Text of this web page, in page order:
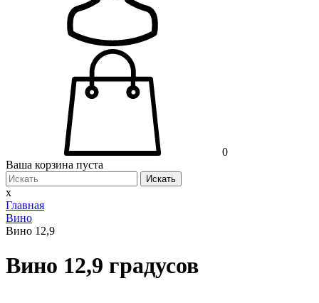
0
Ваша корзина пуста
Искать
x
Главная
Вино
Вино 12,9
Вино 12,9 градусов